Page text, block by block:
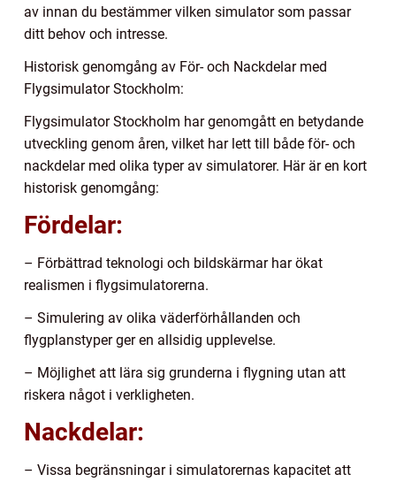
av innan du bestämmer vilken simulator som passar
ditt behov och intresse.
Historisk genomgång av För- och Nackdelar med
Flygsimulator Stockholm:
Flygsimulator Stockholm har genomgått en betydande
utveckling genom åren, vilket har lett till både för- och
nackdelar med olika typer av simulatorer. Här är en kort
historisk genomgång:
Fördelar:
– Förbättrad teknologi och bildskärmar har ökat
realismen i flygsimulatorerna.
– Simulering av olika väderförhållanden och
flygplanstyper ger en allsidig upplevelse.
– Möjlighet att lära sig grunderna i flygning utan att
riskera något i verkligheten.
Nackdelar:
– Vissa begränsningar i simulatorernas kapacitet att